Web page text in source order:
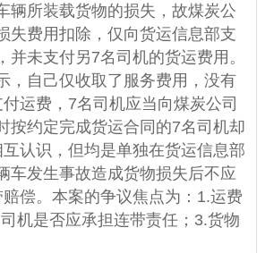
辆所装载货物的损失，故煤炭公
失费用扣除，仅向货运信息部支
并未支付另7名司机的货运费用。
，自己仅收取了服务费用，没有
运费，7名司机应当向煤炭公司
按约定完成货运合同的7名司机却
认识，但均是单独在货运信息部
车发生事故造成货物损失后不应
偿。本案的争议焦点为：1.运费
机是否应承担连带责任；3.货物